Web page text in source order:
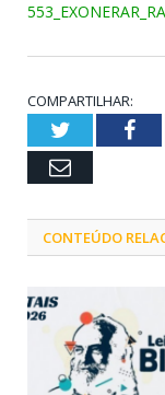
COMPARTILHAR:
Twitter
Email
CONTEÚDO